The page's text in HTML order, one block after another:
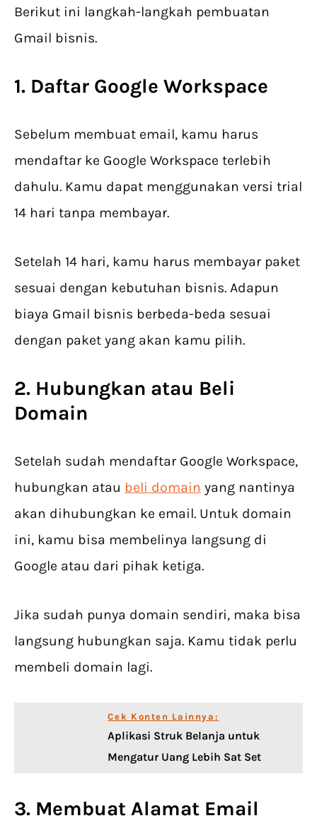
Berikut ini langkah-langkah pembuatan
Gmail bisnis.
1. Daftar Google Workspace
Sebelum membuat email, kamu harus
mendaftar ke Google Workspace terlebih
dahulu. Kamu dapat menggunakan versi trial
14 hari tanpa membayar.
Setelah 14 hari, kamu harus membayar paket
sesuai dengan kebutuhan bisnis. Adapun
biaya Gmail bisnis​ berbeda-beda sesuai
dengan paket yang akan kamu pilih.
2. Hubungkan atau Beli
Domain
Setelah sudah mendaftar Google Workspace,
hubungkan atau beli domain yang nantinya
akan dihubungkan ke email. Untuk domain
ini, kamu bisa membelinya langsung di
Google atau dari pihak ketiga.
Jika sudah punya domain sendiri, maka bisa
langsung hubungkan saja. Kamu tidak perlu
membeli domain lagi.
Cek Konten Lainnya:
Aplikasi Struk Belanja untuk
Mengatur Uang Lebih Sat Set
3. Membuat Alamat Email